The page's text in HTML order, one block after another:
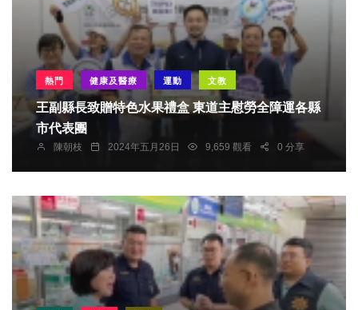
熱門 健康及醫療 運動 文教
王副縣長致贈特色水果禮盒 東道主慰勞全障運各縣
市代表團
陳朝枝 2024年五月26日 9,659 觀看 0 分享